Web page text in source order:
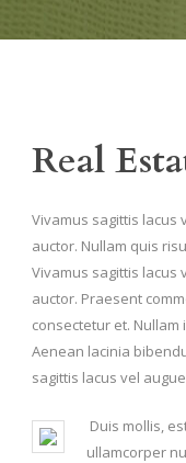
Real
Vivamus sagittis
auctor. Nullam quis
Vivamus sagittis
auctor. Praesent
consectetur et.
Aenean lacinia
sagittis lacus vel
Duis mollis,
ullamcorper